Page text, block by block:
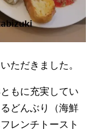
ただきました。
もに充実してい
どんぶり（海鮮
レンチトースト